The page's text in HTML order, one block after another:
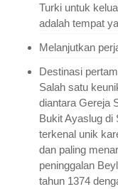
Turki untuk
adalah tempat
Melanjutkan
Destinasi
Salah satu
diantara Gereja
Bukit Ayaslug di
terkenal unik
dan paling
peninggalan
tahun 1374